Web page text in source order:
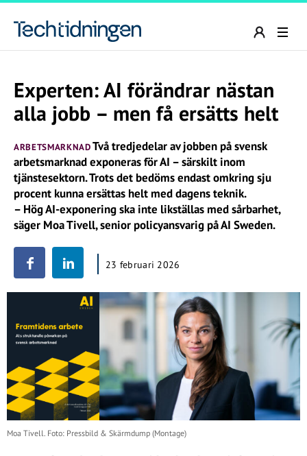
Experten: AI förändrar nästan
alla jobb – men få ersätts helt
ARBETSMARKNADTvå tredjedelar av jobben på svensk
arbetsmarknad exponeras för AI – särskilt inom
tjänstesektorn. Trots det bedöms endast omkring sju
procent kunna ersättas helt med dagens teknik.
– Hög AI-exponering ska inte likställas med sårbarhet,
säger Moa Tivell, senior policyansvarig på AI Sweden.
23 februari 2026
Moa Tivell. Foto: Pressbild & Skärmdump (Montage)